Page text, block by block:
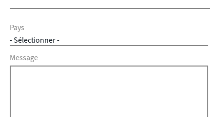
Pays
Message